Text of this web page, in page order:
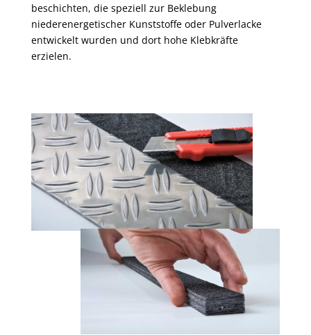
beschichten, die speziell zur Beklebung
niederenergetischer Kunststoffe oder Pulverlacke
entwickelt wurden und dort hohe Klebkräfte
erzielen.